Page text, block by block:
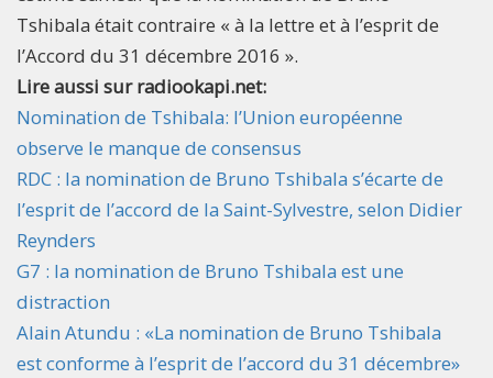
Tshibala était contraire « à la lettre et à l’esprit de
l’Accord du 31 décembre 2016 ».
Lire aussi sur radiookapi.net:
Nomination de Tshibala: l’Union européenne
observe le manque de consensus
RDC : la nomination de Bruno Tshibala s’écarte de
l’esprit de l’accord de la Saint-Sylvestre, selon Didier
Reynders
G7 : la nomination de Bruno Tshibala est une
distraction
Alain Atundu : «La nomination de Bruno Tshibala
est conforme à l’esprit de l’accord du 31 décembre»